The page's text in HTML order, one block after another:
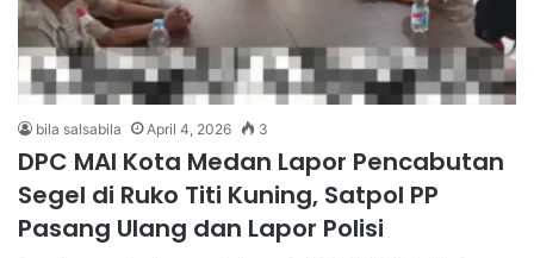
bila salsabila April 4, 2026 3
DPC MAI Kota Medan Lapor Pencabutan
Segel di Ruko Titi Kuning, Satpol PP
Pasang Ulang dan Lapor Polisi